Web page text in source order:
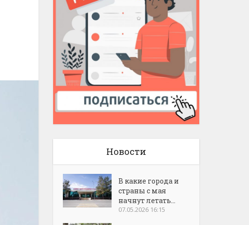
Новости
В какие города и
страны с мая
начнут летать...
07.05.2026 16:15